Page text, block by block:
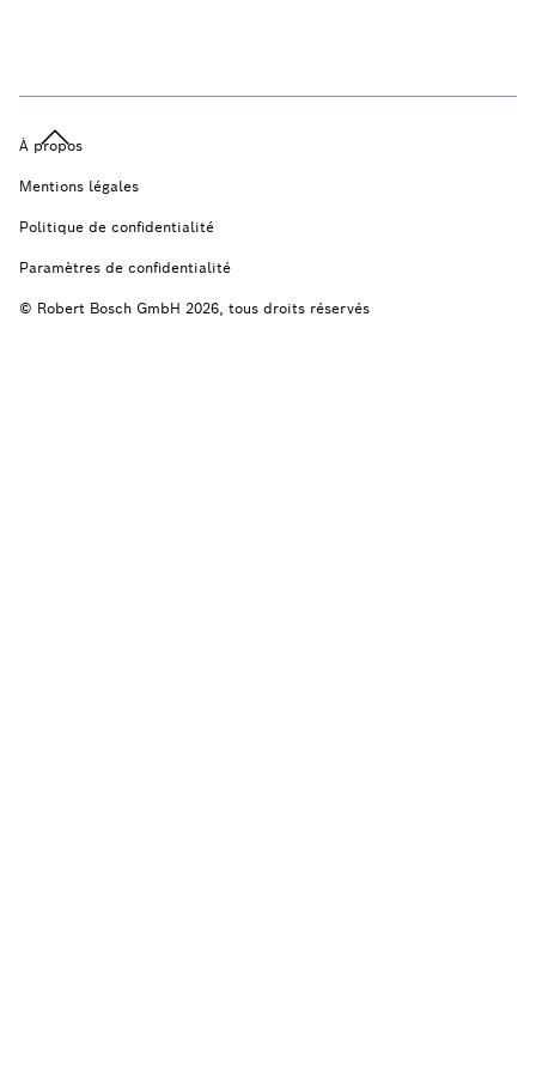
À propos
Mentions légales
Politique de confidentialité
Paramètres de confidentialité
© Robert Bosch GmbH 2026, tous droits réservés